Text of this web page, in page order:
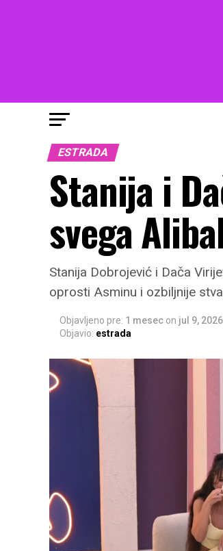
ESTRADA
Stanija i
svega
Stanija Dobrojević i Dača
oprosti Asminu i ozbiljnije
Objavljeno pre: 1 mesec on jul 9, 2026
Objavio: estrada